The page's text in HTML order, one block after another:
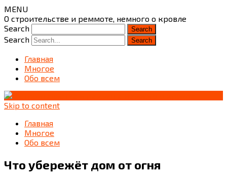
MENU
О строительстве и реммоте, немного о кровле
Search
Search
Главная
Многое
Обо всем
Skip to content
Главная
Многое
Обо всем
Что убережёт дом от огня